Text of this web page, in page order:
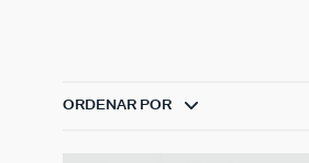
ORDENAR POR